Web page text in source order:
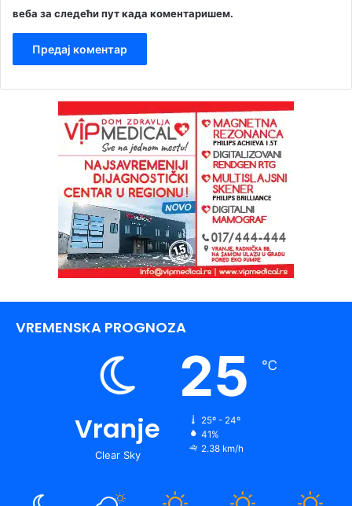
веба за следећи пут када коментаришем.
VREMENSKA PROGNOZA
Vranje
Clear Sky
25 ℃
25º - 24º
41%
2.38 km/h